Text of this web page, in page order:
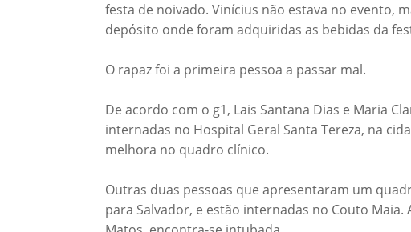
festa de noivado. Vinícius não estava no evento,
depósito onde foram adquiridas as bebidas da
O rapaz foi a primeira pessoa a passar mal.
De acordo com o g1, Lais Santana Dias e Maria
internadas no Hospital Geral Santa Tereza, na
melhora no quadro clínico.
Outras duas pessoas que apresentaram um
para Salvador, e estão internadas no Couto